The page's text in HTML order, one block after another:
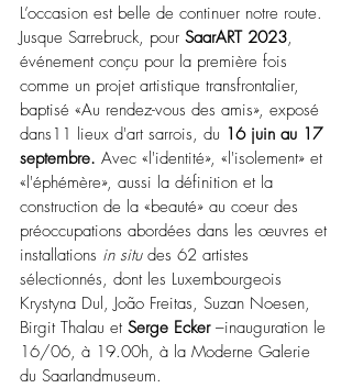
L’occasion est belle de continuer notre route.
Jusque Sarrebruck, pour SaarART 2023,
événement conçu pour la première fois
comme un projet artistique transfrontalier,
baptisé «Au rendez-vous des amis», exposé
dans11 lieux d'art sarrois, du 16 juin au 17
septembre. Avec «l'identité», «l'isolement» et
«l'éphémère», aussi la définition et la
construction de la «beauté» au coeur des
préoccupations abordées dans les œuvres et
installations in situ des 62 artistes
sélectionnés, dont les Luxembourgeois
Krystyna Dul, João Freitas, Suzan Noesen,
Birgit Thalau et Serge Ecker –inauguration le
16/06, à 19.00h, à la Moderne Galerie
du Saarlandmuseum.